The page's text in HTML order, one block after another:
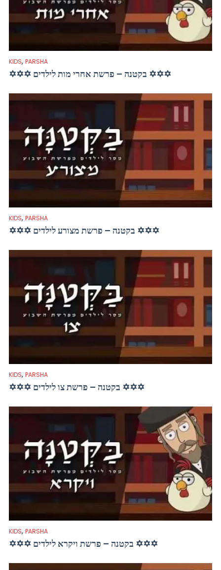
KIDS, PARSHA
✡✡✡ בקטנה – פרשת אחרי מות לילדים ✡✡✡
KIDS, PARSHA
✡✡✡ בקטנה – פרשת מצורע לילדים ✡✡✡
KIDS, PARSHA
✡✡✡ בקטנה – פרשת צו לילדים ✡✡✡
KIDS, PARSHA
✡✡✡ בקטנה – פרשת ויקרא לילדים ✡✡✡